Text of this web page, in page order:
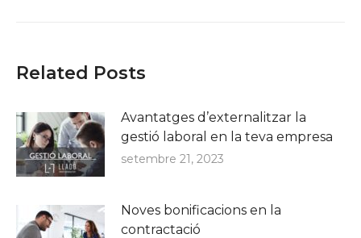
Related Posts
Avantatges d’externalitzar la
gestió laboral en la teva empresa
setembre 21, 2023
Noves bonificacions en la
contractació